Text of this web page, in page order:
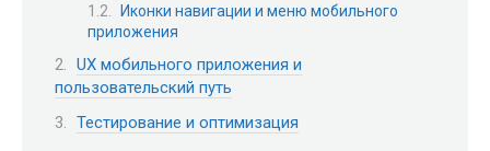
Иконки навигации и меню мобильного
приложения
UX мобильного приложения и
пользовательский путь
Тестирование и оптимизация